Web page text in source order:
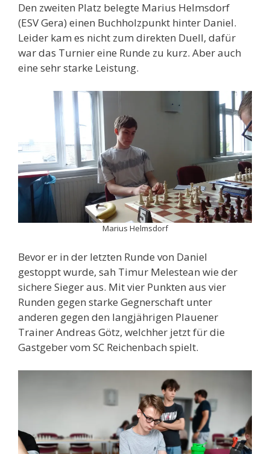
Den zweiten Platz belegte Marius Helmsdorf
(ESV Gera) einen Buchholzpunkt hinter Daniel.
Leider kam es nicht zum direkten Duell, dafür
war das Turnier eine Runde zu kurz. Aber auch
eine sehr starke Leistung.
Marius Helmsdorf
Bevor er in der letzten Runde von Daniel
gestoppt wurde, sah Timur Melestean wie der
sichere Sieger aus. Mit vier Punkten aus vier
Runden gegen starke Gegnerschaft unter
anderen gegen den langjährigen Plauener
Trainer Andreas Götz, welchher jetzt für die
Gastgeber vom SC Reichenbach spielt.